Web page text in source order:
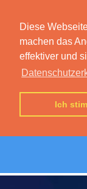
Diese
machen das
effektiver und
Ich